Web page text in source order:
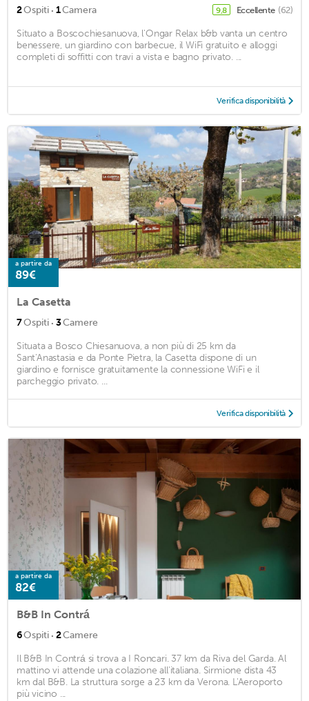
2Ospiti · 1Camera 9,8 Eccellente (62)
Situato a Boscochiesanuova, l'Ongar Relax b&b vanta un centro
benessere, un giardino con barbecue, il WiFi gratuito e alloggi
completi di soffitti con travi a vista e bagno privato. ...
Verifica disponibilità
a partire da
89€
La Casetta
7Ospiti · 3Camere
Situata a Bosco Chiesanuova, a non più di 25 km da
Sant'Anastasia e da Ponte Pietra, la Casetta dispone di un
giardino e fornisce gratuitamente la connessione WiFi e il
parcheggio privato. ...
Verifica disponibilità
a partire da
82€
B&B In Contrá
6Ospiti · 2Camere
Il B&B In Contrá si trova a I Roncari. 37 km da Riva del Garda. Al
mattino vi attende una colazione all'italiana. Sirmione dista 43
km dal B&B. La struttura sorge a 23 km da Verona. L'Aeroporto
più vicino ...